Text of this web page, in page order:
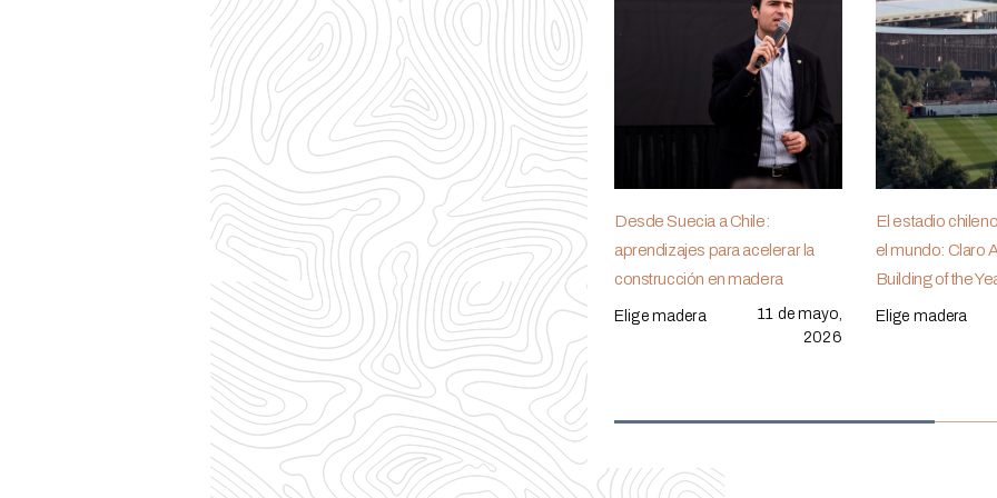
Desde Suecia a Chile:
aprendizajes para acelerar la
construcción en madera
Elige madera
11 de mayo,
2026
El estadio
el mundo: Claro
Building of the
Elige madera